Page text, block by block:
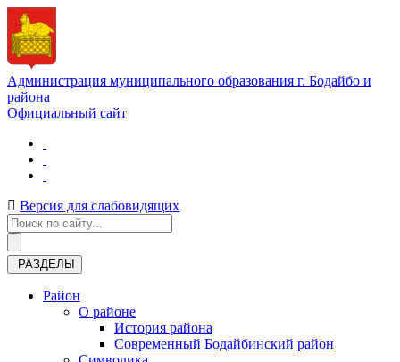
Администрация муниципального образования г. Бодайбо и
района
Официальный сайт
Версия для слабовидящих
РАЗДЕЛЫ
Район
О районе
История района
Современный Бодайбинский район